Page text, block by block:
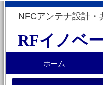
NFCアンテナ設計・
RFイノベ
ホーム